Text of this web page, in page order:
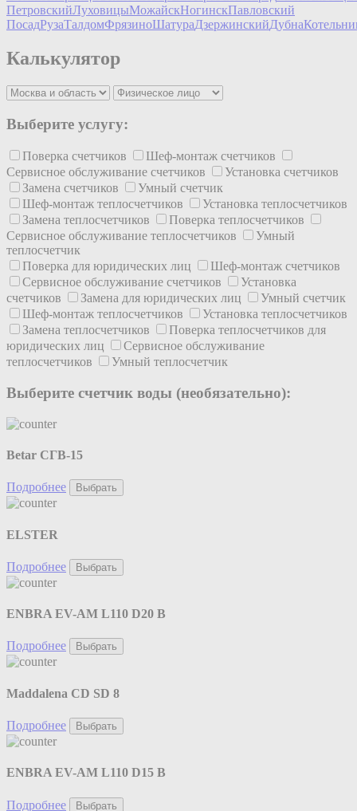
ПетровскийЛуховицыМожайскНогинскПавловский
ПосадРузаТалдомФрязиноШатураДзержинскийДубна
Калькулятор
Выберите услугу:
Поверка счетчиков
Шеф-монтаж счетчиков
Сервисное обслуживание счетчиков
Установка счетчиков
Замена счетчиков
Умный счетчик
Шеф-монтаж теплосчетчиков
Установка теплосчетчиков
Замена теплосчетчиков
Поверка теплосчетчиков
Сервисное обслуживание теплосчетчиков
Умный
теплосчетчик
Поверка для юридических лиц
Шеф-монтаж счетчиков
Сервисное обслуживание счетчиков
Установка
счетчиков
Замена для юридических лиц
Умный счетчик
Шеф-монтаж теплосчетчиков
Установка теплосчетчиков
Замена теплосчетчиков
Поверка теплосчетчиков для
юридических лиц
Сервисное обслуживание
теплосчетчиков
Умный теплосчетчик
Выберите счетчик воды (необязательно):
Betar СГВ-15
Подробнее Выбрать
ELSTER
Подробнее Выбрать
ENBRA EV-AM L110 D20 B
Подробнее Выбрать
Maddalena CD SD 8
Подробнее Выбрать
ENBRA EV-AM L110 D15 B
Подробнее Выбрать